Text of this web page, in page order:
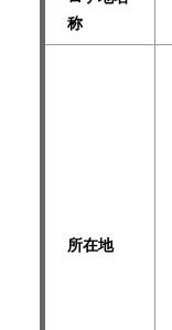
称
所在地